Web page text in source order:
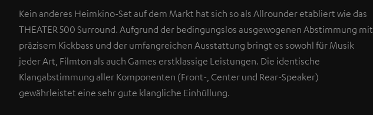
Kein anderes Heimkino-Set auf dem Markt hat sich so als Allrounder etabliert wie das
THEATER 500 Surround. Aufgrund der bedingungslos ausgewogenen Abstimmung mit
präzisem Kickbass und der umfangreichen Ausstattung bringt es sowohl für Musik
jeder Art, Filmton als auch Games erstklassige Leistungen. Die identische
Klangabstimmung aller Komponenten (Front-, Center und Rear-Speaker)
gewährleistet eine sehr gute klangliche Einhüllung.